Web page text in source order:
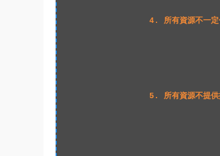
4. 所有資源不一定
5. 所有資源不提供